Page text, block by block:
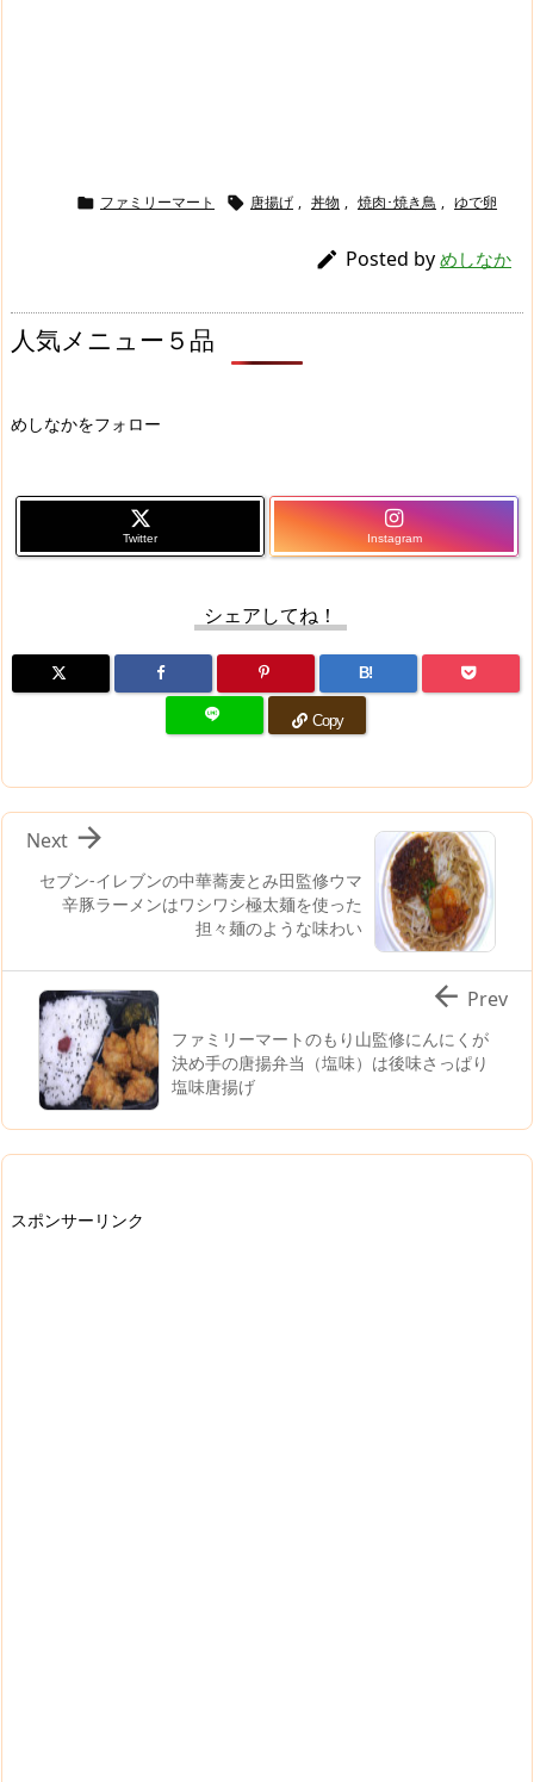
 ファミリーマート  唐揚げ , 丼物 , 焼肉･焼き鳥 , ゆで卵
 Posted by めしなか
人気メニュー５品
めしなかをフォロー
Twitter Instagram
シェアしてね！
B!
Copy
セブン-イレブンの中華蕎麦とみ田監修ウマ
辛豚ラーメンはワシワシ極太麺を使った
担々麺のような味わい

Next
ファミリーマートのもり山監修にんにくが
決め手の唐揚弁当（塩味）は後味さっぱり
塩味唐揚げ
 Prev
スポンサーリンク